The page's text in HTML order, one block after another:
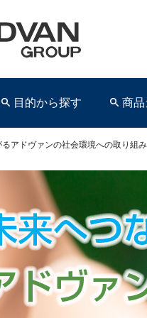
目的から探す 商
アドヴァンの社会環境への取り組み